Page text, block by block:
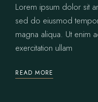
Lorem ipsum dolor sit
sed do eiusmod
magna aliqua. Ut enim
exercitation ullam
READ MORE